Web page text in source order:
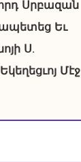
Սրբազան
Եւ
Ս.
Մէջ